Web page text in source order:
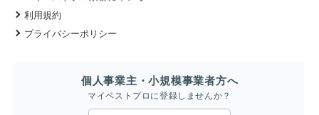
利用規約
プライバシーポリシー
個人事業主・小規模事業者方へ
マイベストプロに登録しませんか？